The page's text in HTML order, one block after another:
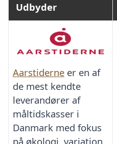
Udbyder
Aarstiderne er en af
de mest kendte
leverandører af
måltidskasser i
Danmark med fokus
på økologi, variation